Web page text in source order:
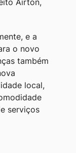
Airton,
e a
o novo
também
local,
serviços